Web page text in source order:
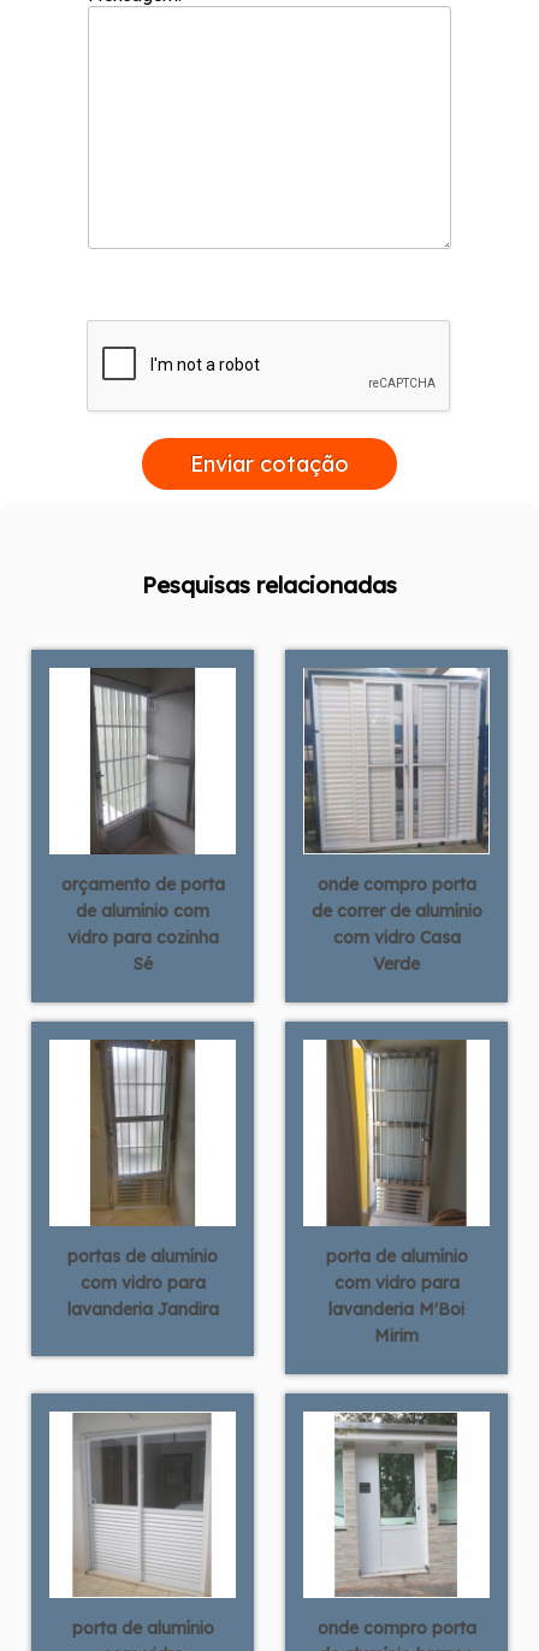
Enviar cotação
Pesquisas relacionadas
orçamento de porta
de alumínio com
vidro para cozinha
Sé
onde compro porta
de correr de alumínio
com vidro Casa
Verde
portas de alumínio
com vidro para
lavanderia Jandira
porta de alumínio
com vidro para
lavanderia M'Boi
Mirim
porta de alumínio
onde compro porta